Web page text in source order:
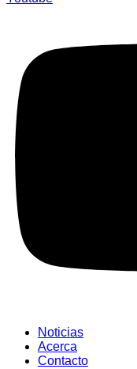
Noticias
Acerca
Contacto